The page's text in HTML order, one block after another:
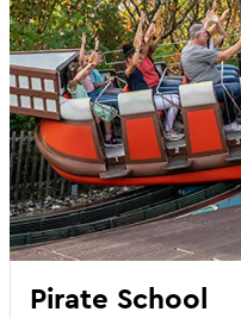
Pirate School